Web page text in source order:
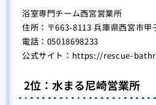
浴室専門チーム西宮営業所
住所：〒663-8113 兵庫県西宮市甲
電話：05018698233
公式サイト： https://rescue-
2位：水まる尼崎営業所